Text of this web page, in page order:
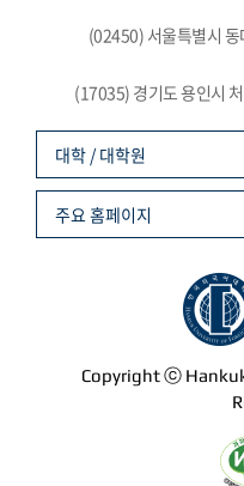
(02450) 서울특별시
(17035) 경기도 용인시
Copyright ⓒ
대학 / 대학원
주요 홈페이지